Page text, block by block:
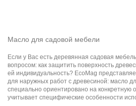
Масло для садовой мебели
Если у Вас есть деревянная садовая
вопросом: как защитить поверхность
ей индивидуальность? EcoMag
для наружных работ с древесиной: масло
специально ориентировано на конкретную
учитывает специфические особенности